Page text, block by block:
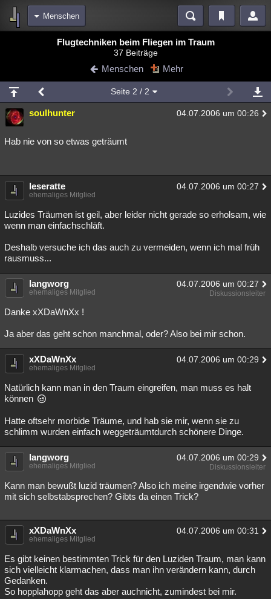
Menschen
Blogs
Chat Wiki Neuigkeiten
meine Rubriken
Menschen Wissenschaft Mystery Kriminalfälle
Spiritualität Verschwörungen
weitere Rubriken
Philosophie Träume
Astronomie Helpdesk
Musik Clash Verbesserungen Allmystery English
Besucht Teilgenommen Geschlossen
Lesenswert Schlüsselwörter
Flugtechniken beim Fliegen im Traum
37 Beiträge
Menschen Mehr
Seite 2 / 2
soulhunter 04.07.2006 um 00:26
Hab nie von so etwas geträumt
leseratte 04.07.2006 um 00:27
ehemaliges Mitglied
Luzides Träumen ist geil, aber leider nicht gerade so erholsam, wie
wenn man einfachschläft.
Deshalb versuche ich das auch zu vermeiden, wenn ich mal früh
rausmuss...
langworg 04.07.2006 um 00:27
ehemaliges Mitglied Diskussionsleiter
Danke xXDaWnXx !
Ja aber das geht schon manchmal, oder? Also bei mir schon.
xXDaWnXx 04.07.2006 um 00:29
ehemaliges Mitglied
Natürlich kann man in den Traum eingreifen, man muss es halt
können
Hatte oftsehr morbide Träume, und hab sie mir, wenn sie zu
schlimm wurden einfach weggeträumtdurch schönere Dinge.
langworg 04.07.2006 um 00:29
ehemaliges Mitglied Diskussionsleiter
Kann man bewußt luzid träumen? Also ich meine irgendwie vorher
mit sich selbstabsprechen? Gibts da einen Trick?
xXDaWnXx 04.07.2006 um 00:31
ehemaliges Mitglied
Es gibt keinen bestimmten Trick für den Luziden Traum, man kann
sich vielleicht klarmachen, dass man ihn verändern kann, durch
Gedanken.
So hopplahopp geht das aber auchnicht, zumindest bei mir.